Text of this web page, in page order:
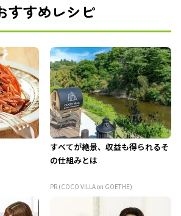
すすめレシピ
すべてが絶景、収益も得られるそ
の仕組みとは
PR (COCO VILLA on GOETHE)